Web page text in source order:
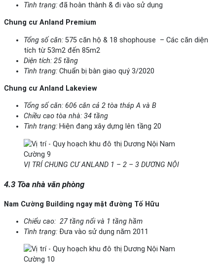
Tình trạng: đã hoàn thành & đi vào sử dụng
Chung cư Anland Premium
Tổng số căn: 575 căn hộ & 18 shophouse – Các căn diện
tích từ 53m2 đến 85m2
Diện tích: 25 tầng
Tình trạng: Chuẩn bị bàn giao quý 3/2020
Chung cư Anland Lakeview
Tổng số căn: 606 căn cả 2 tòa tháp A và B
Chiều cao tòa nhà: 34 tầng
Tình trạng: Hiện đang xây dựng lên tầng 20
VỊ TRÍ CHUNG CƯ ANLAND 1 – 2 – 3 DƯƠNG NỘI
4.3 Tòa nhà văn phòng
Nam Cường Building ngay mặt đường Tố Hữu
Chiểu cao: 27 tầng nổi và 1 tầng hầm
Tình trạng: Đưa vào sử dụng năm 2011